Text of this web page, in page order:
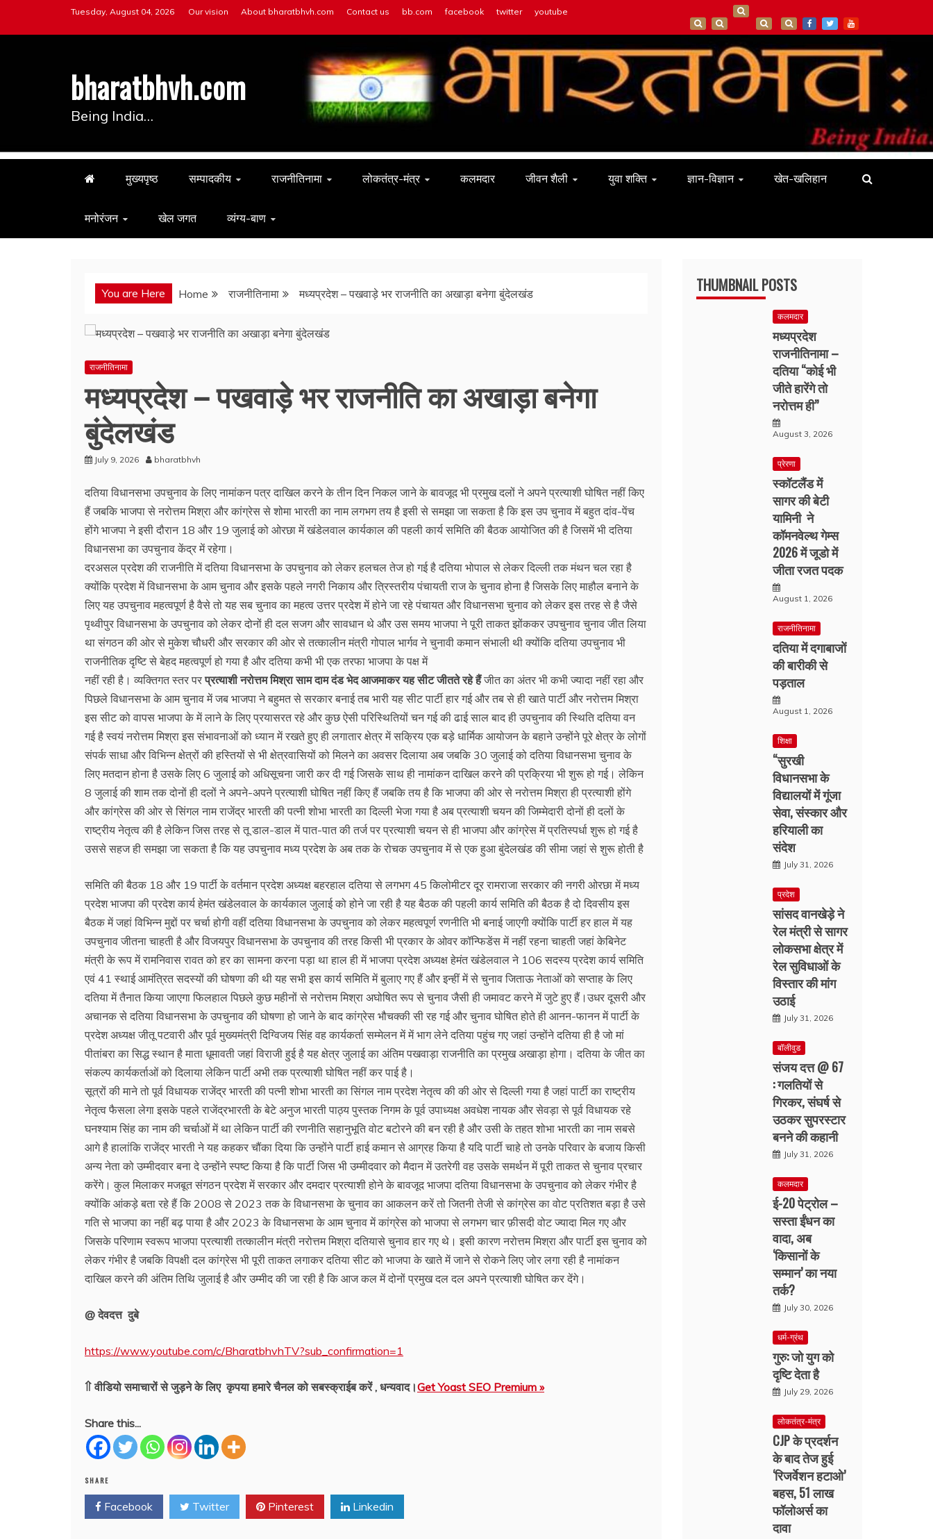
Tuesday, August 04, 2026 Our vision About bharatbhvh.com Contact us bb.com facebook twitter youtube
bharatbhvh.com
Being India…
मुख्यपृष्ठ सम्पादकीय राजनीतिनामा लोकतंत्र-मंत्र कलमदार जीवन शैली युवा शक्ति ज्ञान-विज्ञान खेत-खलिहान
मनोरंजन खेल जगत व्यंग्य-बाण
You are Here Home राजनीतिनामा मध्यप्रदेश – पखवाड़े भर राजनीति का अखाड़ा बनेगा बुंदेलखंड
राजनीतिनामा
मध्यप्रदेश – पखवाड़े भर राजनीति का अखाड़ा बनेगा
बुंदेलखंड
July 9, 2026 bharatbhvh
दतिया विधानसभा उपचुनाव के लिए नामांकन पत्र दाखिल करने के तीन दिन निकल जाने के बावजूद भी प्रमुख दलों ने अपने प्रत्याशी घोषित नहीं किए
हैं जबकि भाजपा से नरोत्तम मिश्रा और कांग्रेस से शोमा भारती का नाम लगभग तय है इसी से समझा जा सकता है कि इस उप चुनाव में बहुत दांव-पेंच
होंगे भाजपा ने इसी दौरान 18 और 19 जुलाई को ओरछा में खंडेलवाल कार्यकाल की पहली कार्य समिति की बैठक आयोजित की है जिसमें भी दतिया
विधानसभा का उपचुनाव केंद्र में रहेगा।
दरअसल प्रदेश की राजनीति में दतिया विधानसभा के उपचुनाव को लेकर हलचल तेज हो गई है दतिया भोपाल से लेकर दिल्ली तक मंथन चल रहा है
क्योंकि प्रदेश में विधानसभा के आम चुनाव और इसके पहले नगरी निकाय और त्रिस्तरीय पंचायती राज के चुनाव होना है जिसके लिए माहौल बनाने के
लिए यह उपचुनाव महत्वपूर्ण है वैसे तो यह सब चुनाव का महत्व उत्तर प्रदेश में होने जा रहे पंचायत और विधानसभा चुनाव को लेकर इस तरह से है जैसे
पृथ्वीपुर विधानसभा के उपचुनाव को लेकर दोनों ही दल सजग और सावधान थे और उस समय भाजपा ने पूरी ताकत झोंककर उपचुनाव चुनाव जीत लिया
था संगठन की ओर से मुकेश चौधरी और सरकार की ओर से तत्कालीन मंत्री गोपाल भार्गव ने चुनावी कमान संभाली थी क्योंकि दतिया उपचुनाव भी
राजनीतिक दृष्टि से बेहद महत्वपूर्ण हो गया है और दतिया कभी भी एक तरफा भाजपा के पक्ष में
नहीं रही है। व्यक्तिगत स्तर परप्रत्याशी नरोत्तम मिश्रा साम दाम दंड भेद आजमाकर यह सीट जीतते रहे हैंजीत का अंतर भी कभी ज्यादा नहीं रहा और
पिछले विधानसभा के आम चुनाव में जब भाजपा ने बहुमत से सरकार बनाई तब भारी यह सीट पार्टी हार गई और तब से ही खाते पार्टी और नरोत्तम मिश्रा
इस सीट को वापस भाजपा के में लाने के लिए प्रयासरत रहे और कुछ ऐसी परिस्थितियों चन गई की ढाई साल बाद ही उपचुनाव की स्थिति दतिया वन
गई है स्वयं नरोत्तम मिश्रा इस संभावनाओं को ध्यान में रखते हुए ही लगातार क्षेत्र में सक्रिय एक बड़े धार्मिक आयोजन के बहाने उन्होंने पूरे क्षेत्र के लोगों
संपर्क साधा और विभिन्न क्षेत्रों की हस्तियों से भी क्षेत्रवासियों को मिलने का अवसर दिलाया अब जबकि 30 जुलाई को दतिया विधानसभा चुनाव के
लिए मतदान होना है उसके लिए 6 जुलाई को अधिसूचना जारी कर दी गई जिसके साथ ही नामांकन दाखिल करने की प्रक्रिया भी शुरू हो गई। लेकिन
8 जुलाई की शाम तक दोनों ही दलों ने अपने-अपने प्रत्याशी घोषित नहीं किए हैं जबकि तय है कि भाजपा की ओर से नरोत्तम मिश्रा ही प्रत्याशी होंगे
और कांग्रेस की ओर से सिंगल नाम राजेंद्र भारती की पत्नी शोभा भारती का दिल्ली भेजा गया है अब प्रत्याशी चयन की जिम्मेदारी दोनों ही दलों के
राष्ट्रीय नेतृत्व की है लेकिन जिस तरह से तू डाल-डाल में पात-पात की तर्ज पर प्रत्याशी चयन से ही भाजपा और कांग्रेस में प्रतिस्पर्धा शुरू हो गई है
उससे सहज ही समझा जा सकता है कि यह उपचुनाव मध्य प्रदेश के अब तक के रोचक उपचुनाव में से एक हुआ बुंदेलखंड की सीमा जहां से शुरू होती है
समिति की बैठक 18 और 19 पार्टी के वर्तमान प्रदेश अध्यक्ष बहरहाल दतिया से लगभग 45 किलोमीटर दूर रामराजा सरकार की नगरी ओरछा में मध्य
प्रदेश भाजपा की प्रदेश कार्य हेमंत खंडेलवाल के कार्यकाल जुलाई को होने जा रही है यह बैठक की पहली कार्य समिति की बैठक है दो दिवसीय इस
बैठक में जहां विभिन्न मुद्दों पर चर्चा होगी वहीं दतिया विधानसभा के उपचुनाव को लेकर महत्वपूर्ण रणनीति भी बनाई जाएगी क्योंकि पार्टी हर हाल में यह
उपचुनाव जीतना चाहती है और विजयपुर विधानसभा के उपचुनाव की तरह किसी भी प्रकार के ओवर कॉन्फिडेंस में नहीं रहना चाहती जहां केबिनेट
मंत्री के रूप में रामनिवास रावत को हर का सामना करना पड़ा था हाल ही में भाजपा प्रदेश अध्यक्ष हेमंत खंडेलवाल ने 106 सदस्य प्रदेश कार्य समिति
एवं 41 स्थाई आमंत्रित सदस्यों की घोषणा की थी यह सभी इस कार्य समिति में बुलाए गए हैं और इन्हीं में से चुनाव जिताऊ नेताओं को सप्ताह के लिए
दतिया में तैनात किया जाएगा फिलहाल पिछले कुछ महीनों से नरोत्तम मिश्रा अघोषित रूप से चुनाव जैसी ही जमावट करने में जुटे हुए हैं।उधर दूसरी और
अचानक से दतिया विधानसभा के उपचुनाव की घोषणा हो जाने के बाद कांग्रेस भौचक्की सी रह गई और चुनाव घोषित होते ही आनन-फानन में पार्टी के
प्रदेश अध्यक्ष जीतू पटवारी और पूर्व मुख्यमंत्री दिग्विजय सिंह वह कार्यकर्ता सम्मेलन में में भाग लेने दतिया पहुंच गए जहां उन्होंने दतिया ही है जो मां
पीतांबरा का सिद्ध स्थान है माता धूमावती जहां विराजी हुई है यह क्षेत्र जुलाई का अंतिम पखवाड़ा राजनीति का प्रमुख अखाड़ा होगा। दतिया के जीत का
संकल्प कार्यकर्ताओं को दिलाया लेकिन पार्टी अभी तक प्रत्याशी घोषित नहीं कर पाई है।
सूत्रों की माने तो पूर्व विधायक राजेंद्र भारती की पत्नी शोभा भारती का सिंगल नाम प्रदेश नेतृत्व की की ओर से दिल्ली गया है जहां पार्टी का राष्ट्रीय
नेतृत्व फैसला लेगा इसके पहले राजेंद्रभारती के बेटे अनुज भारती पाठ्य पुस्तक निगम के पूर्व उपाध्यक्ष अवधेश नायक और सेवड़ा से पूर्व विधायक रहे
घनश्याम सिंह का नाम की चर्चाओं में था लेकिन पार्टी की रणनीति सहानुभूति वोट बटोरने की बन रही है और उसी के तहत शोभा भारती का नाम सबसे
आगे है हालांकि राजेंद्र भारती ने यह कहकर चौंका दिया कि उन्होंने पार्टी हाई कमान से आग्रह किया है यदि पार्टी चाहे तो उनके परिवार के बजाय किसी
अन्य नेता को उम्मीदवार बना दे उन्होंने स्पष्ट किया है कि पार्टी जिस भी उम्मीदवार को मैदान में उतरेगी वह उसके समर्थन में पूरी ताकत से चुनाव प्रचार
करेंगे। कुल मिलाकर मजबूत संगठन प्रदेश में सरकार और दमदार प्रत्याशी होने के बावजूद भाजपा दतिया विधानसभा के उपचुनाव को लेकर गंभीर है
क्योंकि आंकड़े बता रहे हैं कि 2008 से 2023 तक के विधानसभा के चुनाव का आकलन करें तो जितनी तेजी से कांग्रेस का वोट प्रतिशत बड़ा है उसे
गति से भाजपा का नहीं बढ़ पाया है और 2023 के विधानसभा के आम चुनाव में कांग्रेस को भाजपा से लगभग चार फ़ीसदी वोट ज्यादा मिल गए और
जिसके परिणाम स्वरूप भाजपा प्रत्याशी तत्कालीन मंत्री नरोत्तम मिश्रा दतियासे चुनाव हार गए थे। इसी कारण नरोत्तम मिश्रा और पार्टी इस चुनाव को
लेकर गंभीर है जबकि विपक्षी दल कांग्रेस भी पूरी ताकत लगाकर दतिया सीट को भाजपा के खाते में जाने से रोकने लिए जोर लगा रही है नामांकन
दाखिल करने की अंतिम तिथि जुलाई है और उम्मीद की जा रही है कि आज कल में दोनों प्रमुख दल दल अपने प्रत्याशी घोषित कर देंगे।
@ देवदत्त दुबे
https://www.youtube.com/c/BharatbhvhTV?sub_confirmation=1
⇑ वीडियो समाचारों से जुड़ने के लिए कृपया हमारे चैनल को सबस्क्राईब करें , धन्यवाद।Get Yoast SEO Premium »
Share this...
SHARE
Facebook Twitter Pinterest Linkedin
THUMBNAIL POSTS
कलमदार
मध्यप्रदेश
राजनीतिनामा –
दतिया “कोई भी
जीते हारेंगे तो
नरोत्तम ही”
August 3, 2026
प्रेरणा
स्कॉटलैंड में
सागर की बेटी
यामिनी ने
कॉमनवेल्थ गेम्स
2026 में जूडो में
जीता रजत पदक
August 1, 2026
राजनीतिनामा
दतिया में दगाबाजों
की बारीकी से
पड़ताल
August 1, 2026
शिक्षा
“सुरखी
विधानसभा के
विद्यालयों में गूंजा
सेवा, संस्कार और
हरियाली का
संदेश
July 31, 2026
प्रदेश
सांसद वानखेड़े ने
रेल मंत्री से सागर
लोकसभा क्षेत्र में
रेल सुविधाओं के
विस्तार की मांग
उठाई
July 31, 2026
बॉलीवुड
संजय दत्त @ 67
: गलतियों से
गिरकर, संघर्ष से
उठकर सुपरस्टार
बनने की कहानी
July 31, 2026
कलमदार
ई-20 पेट्रोल –
सस्ता ईंधन का
वादा, अब
‘किसानों के
सम्मान’ का नया
तर्क?
July 30, 2026
धर्म-ग्रंथ
गुरु: जो युग को
दृष्टि देता है
July 29, 2026
लोकतंत्र-मंत्र
CJP के प्रदर्शन
के बाद तेज हुई
‘रिजर्वेशन हटाओ’
बहस, 51 लाख
फॉलोअर्स का
दावा